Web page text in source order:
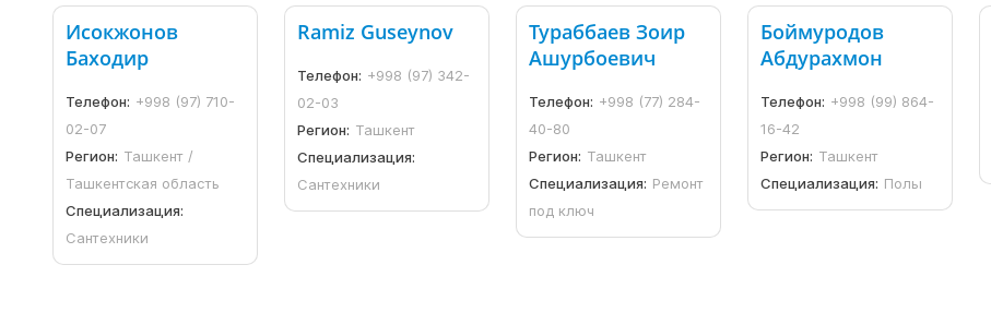
Исокжонов
Баходир
Телефон: +998 (97) 710-
02-07
Регион: Ташкент /
Ташкентская область
Специализация:
Сантехники
Ramiz Guseynov
Телефон: +998 (97) 342-
02-03
Регион: Ташкент
Специализация:
Сантехники
Тураббаев Зоир
Ашурбоевич
Телефон: +998 (77) 284-
40-80
Регион: Ташкент
Специализация: Ремонт
под ключ
Боймуродов
Абдурахмон
Телефон: +998 (99) 864-
16-42
Регион: Ташкент
Специализация: Полы